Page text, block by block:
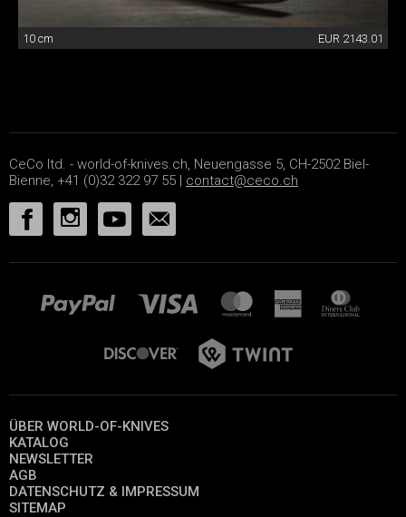
10 cm EUR 2143.01
CeCo ltd. - world-of-knives.ch, Neuengasse 5, CH-2502 Biel-
Bienne, +41 (0)32 322 97 55 | contact@ceco.ch
ÜBER WORLD-OF-KNIVES
KATALOG
NEWSLETTER
AGB
DATENSCHUTZ & IMPRESSUM
SITEMAP